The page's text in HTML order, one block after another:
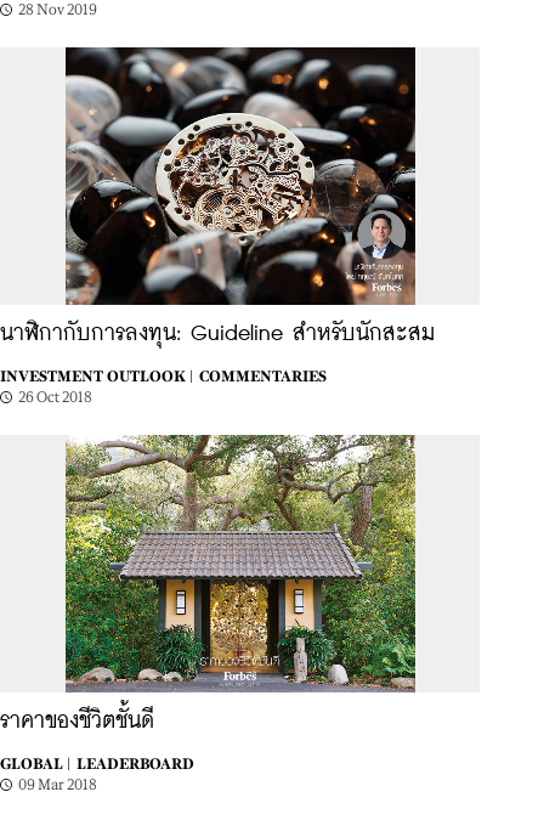
28 Nov 2019
นาฬิกากับการลงทุน: Guideline สำหรับนักสะสม
INVESTMENT OUTLOOK |
COMMENTARIES
26 Oct 2018
ราคาของชีวิตชั้นดี
GLOBAL |
LEADERBOARD
09 Mar 2018